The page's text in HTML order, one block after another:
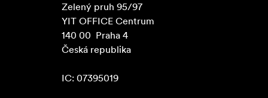
Zelený pruh 95/97
YIT OFFICE Centrum
140 00  Praha 4
Česká republika
IC: 07395019